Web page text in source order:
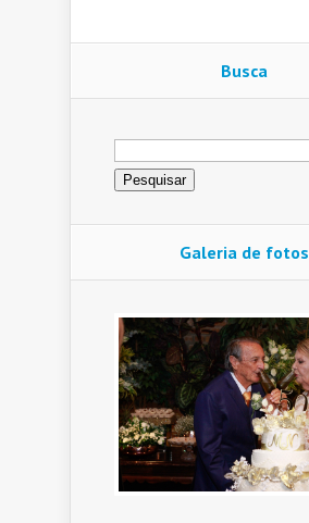
Busca
Pesquisar
por:
Galeria de fotos